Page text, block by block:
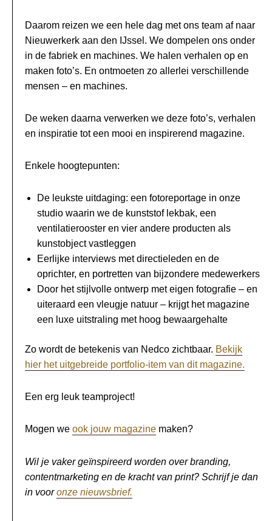
Daarom reizen we een hele dag met ons team af naar
Nieuwerkerk aan den IJssel. We dompelen ons onder
in de fabriek en machines. We halen verhalen op en
maken foto’s. En ontmoeten zo allerlei verschillende
mensen – en machines.
De weken daarna verwerken we deze foto’s, verhalen
en inspiratie tot een mooi en inspirerend magazine.
Enkele hoogtepunten:
De leukste uitdaging: een fotoreportage in onze
studio waarin we de kunststof lekbak, een
ventilatierooster en vier andere producten als
kunstobject vastleggen
Eerlijke interviews met directieleden en de
oprichter, en portretten van bijzondere medewerkers
Door het stijlvolle ontwerp met eigen fotografie – en
uiteraard een vleugje natuur – krijgt het magazine
een luxe uitstraling met hoog bewaargehalte
Zo wordt de betekenis van Nedco zichtbaar. Bekijk
hier het uitgebreide portfolio-item van dit magazine.
Een erg leuk teamproject!
Mogen we ook jouw magazine maken?
Wil je vaker geïnspireerd worden over branding,
contentmarketing en de kracht van print? Schrijf je dan
in vooronze nieuwsbrief.